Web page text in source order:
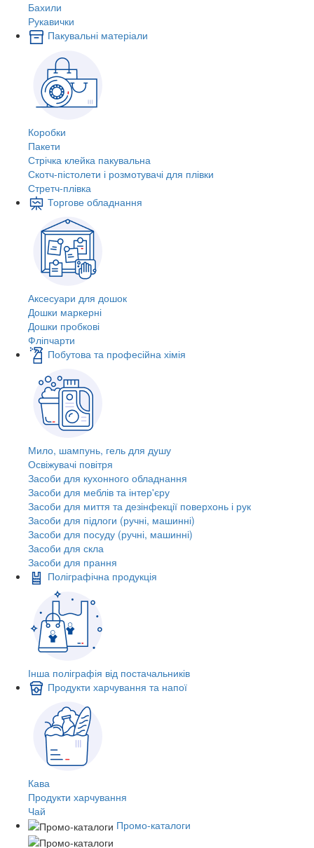
Бахили
Рукавички
Пакувальні матеріали
Коробки
Пакети
Стрічка клейка пакувальна
Скотч-пістолети і розмотувачі для плівки
Стретч-плівка
Торгове обладнання
Аксесуари для дошок
Дошки маркерні
Дошки пробкові
Фліпчарти
Побутова та професійна хімія
Мило, шампунь, гель для душу
Освіжувачі повітря
Засоби для кухонного обладнання
Засоби для меблів та інтер'єру
Засоби для миття та дезінфекції поверхонь і рук
Засоби для підлоги (ручні, машинні)
Засоби для посуду (ручні, машинні)
Засоби для скла
Засоби для прання
Поліграфічна продукція
Інша поліграфія від постачальників
Продукти харчування та напої
Кава
Продукти харчування
Чай
Промо-каталоги